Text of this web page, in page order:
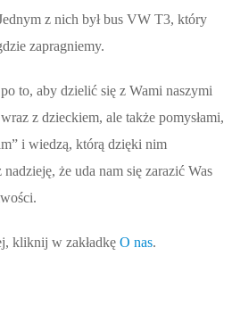
z nich był bus VW T3, który
zapragniemy.
to, aby dzielić się z Wami naszymi
z dzieckiem, ale także pomysłami,
i wiedzą, którą dzięki nim
że uda nam się zarazić Was
kliknij w zakładkę O nas.